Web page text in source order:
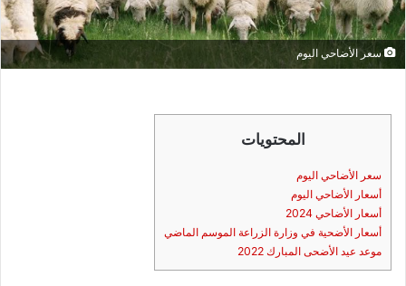
سعر الأضاحي اليوم
المحتويات
سعر الأضاحي اليوم
أسعار الأضاحي اليوم
أسعار الأضاحي 2024
أسعار الأضحية في وزارة الزراعة الموسم الماضي
موعد عيد الأضحى المبارك 2022